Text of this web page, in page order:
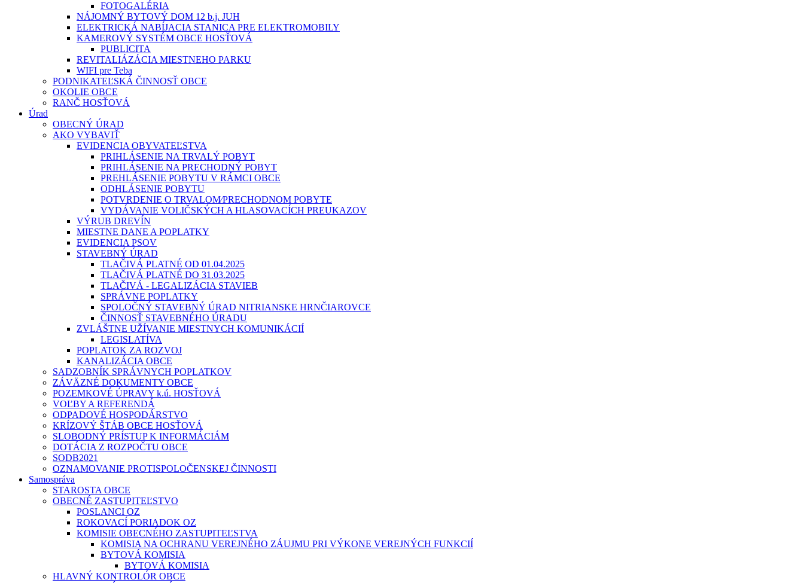
FOTOGALÉRIA
NÁJOMNÝ BYTOVÝ DOM 12 b.j. JUH
ELEKTRICKÁ NABÍJACIA STANICA PRE ELEKTROMOBILY
KAMEROVÝ SYSTÉM OBCE HOSŤOVÁ
PUBLICITA
REVITALIÁZÁCIA MIESTNEHO PARKU
WIFI pre Teba
PODNIKATEĽSKÁ ČINNOSŤ OBCE
OKOLIE OBCE
RANČ HOSŤOVÁ
Úrad
OBECNÝ ÚRAD
AKO VYBAVIŤ
EVIDENCIA OBYVATEĽSTVA
PRIHLÁSENIE NA TRVALÝ POBYT
PRIHLÁSENIE NA PRECHODNÝ POBYT
PREHLÁSENIE POBYTU V RÁMCI OBCE
ODHLÁSENIE POBYTU
POTVRDENIE O TRVALOM⁄PRECHODNOM POBYTE
VYDÁVANIE VOLIČSKÝCH A HLASOVACÍCH PREUKAZOV
VÝRUB DREVÍN
MIESTNE DANE A POPLATKY
EVIDENCIA PSOV
STAVEBNÝ ÚRAD
TLAČIVÁ PLATNÉ OD 01.04.2025
TLAČIVÁ PLATNÉ DO 31.03.2025
TLAČIVÁ - LEGALIZÁCIA STAVIEB
SPRÁVNE POPLATKY
SPOLOČNÝ STAVEBNÝ ÚRAD NITRIANSKE HRNČIAROVCE
ČINNOSŤ STAVEBNÉHO ÚRADU
ZVLÁŠTNE UŽÍVANIE MIESTNYCH KOMUNIKÁCIÍ
LEGISLATÍVA
POPLATOK ZA ROZVOJ
KANALIZÁCIA OBCE
SADZOBNÍK SPRÁVNYCH POPLATKOV
ZÁVÄZNÉ DOKUMENTY OBCE
POZEMKOVÉ ÚPRAVY k.ú. HOSŤOVÁ
VOĽBY A REFERENDÁ
ODPADOVÉ HOSPODÁRSTVO
KRÍZOVÝ ŠTÁB OBCE HOSŤOVÁ
SLOBODNÝ PRÍSTUP K INFORMÁCIÁM
DOTÁCIA Z ROZPOČTU OBCE
SODB2021
OZNAMOVANIE PROTISPOLOČENSKEJ ČINNOSTI
Samospráva
STAROSTA OBCE
OBECNÉ ZASTUPITEĽSTVO
POSLANCI OZ
ROKOVACÍ PORIADOK OZ
KOMISIE OBECNÉHO ZASTUPITEĽSTVA
KOMISIA NA OCHRANU VEREJNÉHO ZÁUJMU PRI VÝKONE VEREJNÝCH FUNKCIÍ
BYTOVÁ KOMISIA
BYTOVÁ KOMISIA
HLAVNÝ KONTROLÓR OBCE